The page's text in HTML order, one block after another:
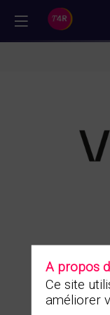
Description
A propos
A propos
Ce site
améliorer